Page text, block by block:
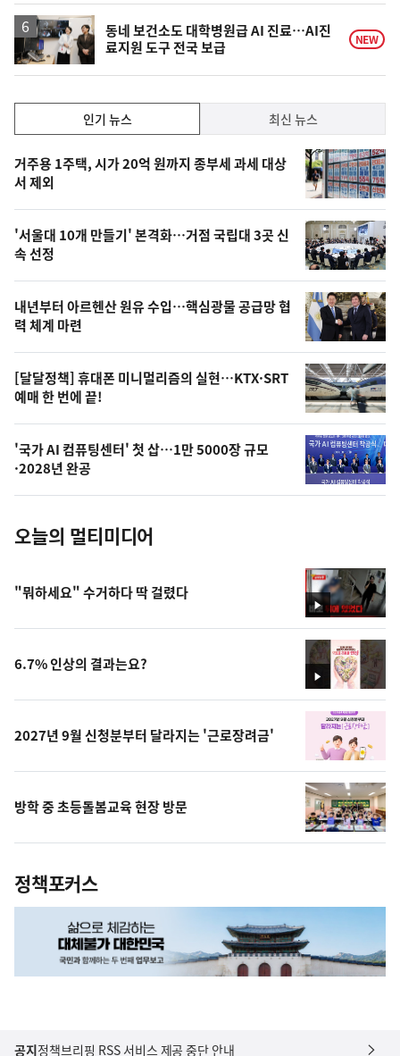
하
락
동네 보건소도 대학병원급 AI 진료…AI진
료지원 도구 전국 보급
NEW
기,
최
신,
오
늘
의
영
상
오
늘
의
사
진
인기 뉴스 최신 뉴스
기
뉴
스
거주용 1주택, 시가 20억 원까지 종부세 과세 대상
서 제외
'서울대 10개 만들기' 본격화…거점 국립대 3곳 신
속 선정
내년부터 아르헨산 원유 수입…핵심광물 공급망 협
력 체계 마련
[달달정책] 휴대폰 미니멀리즘의 실현…KTX·SRT
예매 한 번에 끝!
'국가 AI 컴퓨팅센터' 첫 삽…1만 5000장 규모
·2028년 완공
오늘의 멀티미디어
영
상
"뭐하세요" 수거하다 딱 걸렸다
영
상
6.7% 인상의 결과는요?
2027년 9월 신청분부터 달라지는 '근로장려금'
방학 중 초등돌봄교육 현장 방문
정책포커스
공지정책브리핑 RSS 서비스 제공 중단 안내